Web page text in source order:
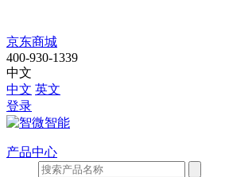
DZ708B
京东商城
400-930-1339
中文
中文 英文
登录
产品中心